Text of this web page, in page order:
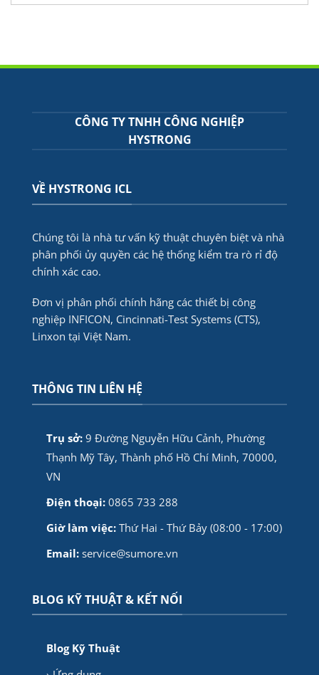
CÔNG TY TNHH CÔNG NGHIỆP
HYSTRONG
VỀ HYSTRONG ICL
Chúng tôi là nhà tư vấn kỹ thuật chuyên biệt và nhà
phân phối ủy quyền các hệ thống kiểm tra rò rỉ độ
chính xác cao.
Đơn vị phân phối chính hãng các thiết bị công
nghiệp INFICON, Cincinnati-Test Systems (CTS),
Linxon tại Việt Nam.
THÔNG TIN LIÊN HỆ
Trụ sở: 9 Đường Nguyễn Hữu Cảnh, Phường
Thạnh Mỹ Tây, Thành phố Hồ Chí Minh, 70000,
VN
Điện thoại:0865 733 288
Giờ làm việc:Thứ Hai - Thứ Bảy (08:00 - 17:00)
Email:service@sumore.vn
BLOG KỸ THUẬT & KẾT NỐI
Blog Kỹ Thuật